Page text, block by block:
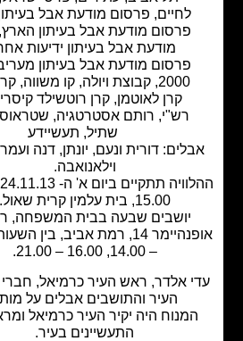
פרסום מודעת אבל בעיתון גלובס,
פרסום מודעת אבל בעיתון הארץ,פרסום
מודעת אבל בעיתון ידיעות אחרונות,
פרסום מודעת אבל בעיתון מעריב, ציונות
קבוצת ויולה,קו משווה, קרן ברכה,
קרן לאוטמן ,קרן רוטשילד קיסריה,קרן
רותם אסטרטגיה,שטראוס,שנקר,
תעשיידע
דורית ונעם, יונתן, דנה ועמרי ורואן
וילאנואבה.
ההלוויה תתקיים ביום א' ה- 24.11.13, בשעה
יושבים שבעה בבית המשפחה, רחוב
אופנהיימר 14, רמת אביב, בין השעות 10.00
אלדר, ראש העיר כרמיאל, חברי מועצת
העיר והתושבים אבלים על מותו.
היה יקיר העיר כרמיאל ומראשוני
התעשיינים בעיר.